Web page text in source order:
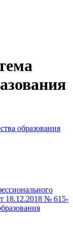
образования
18.12.2018 № 615-